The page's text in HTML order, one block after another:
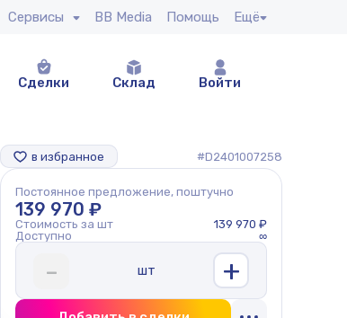
Сервисы BB Media Помощь Ещё
Сделки
Склад Войти
в избранное #D2401007258
Постоянное предложение, поштучно
139 970 ₽
Стоимость за шт
139 970 ₽
Доступно
∞
- шт +